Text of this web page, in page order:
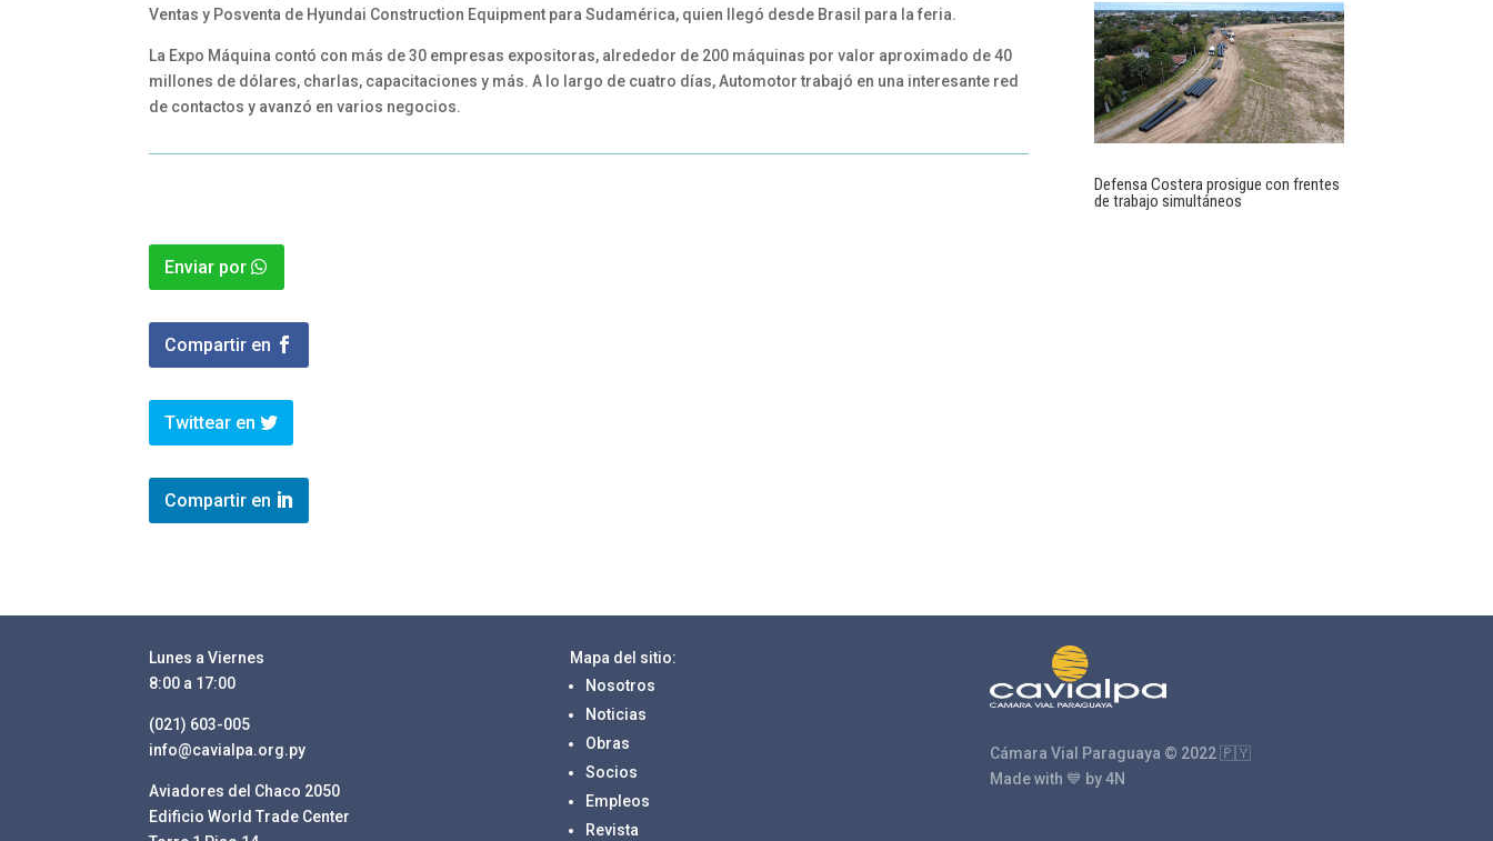
Ventas y Posventa de Hyundai Construction Equipment para Sudamérica, quien llegó desde Brasil para la feria.
La Expo Máquina contó con más de 30 empresas expositoras, alrededor de 200 máquinas por valor aproximado de 40
millones de dólares, charlas, capacitaciones y más. A lo largo de cuatro días, Automotor trabajó en una interesante red
de contactos y avanzó en varios negocios.
Enviar por
Compartir en
Twittear en
Compartir en
Defensa Costera prosigue con frentes
de trabajo simultáneos
Lunes a Viernes
8:00 a 17:00
(021) 603-005
info@cavialpa.org.py
Aviadores del Chaco 2050
Edificio World Trade Center
Mapa del sitio:
Nosotros
Noticias
Obras
Socios
Empleos
Revista
Cámara Vial Paraguaya © 2022 🇵🇾
Made with 💙 by 4N